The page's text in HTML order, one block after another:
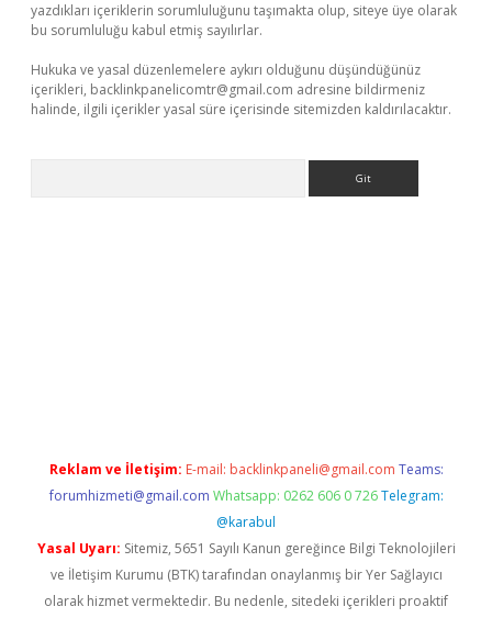
yazdıkları içeriklerin sorumluluğunu taşımakta olup, siteye üye olarak
bu sorumluluğu kabul etmiş sayılırlar.
Hukuka ve yasal düzenlemelere aykırı olduğunu düşündüğünüz
içerikleri, backlinkpanelicomtr@gmail.com adresine bildirmeniz
halinde, ilgili içerikler yasal süre içerisinde sitemizden kaldırılacaktır.
Reklam ve İletişim: E-mail: backlinkpaneli@gmail.com Teams:
forumhizmeti@gmail.com Whatsapp: 0262 606 0 726 Telegram:
@karabul
Yasal Uyarı: Sitemiz, 5651 Sayılı Kanun gereğince Bilgi Teknolojileri
ve İletişim Kurumu (BTK) tarafından onaylanmış bir Yer Sağlayıcı
olarak hizmet vermektedir. Bu nedenle, sitedeki içerikleri proaktif